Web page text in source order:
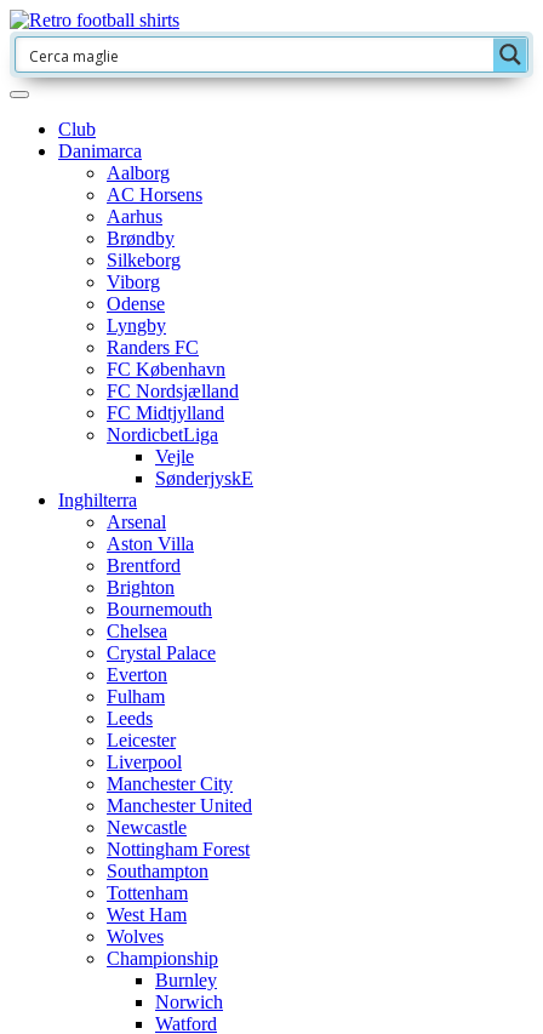
Club
Danimarca
Aalborg
AC Horsens
Aarhus
Brøndby
Silkeborg
Viborg
Odense
Lyngby
Randers FC
FC København
FC Nordsjælland
FC Midtjylland
NordicbetLiga
Vejle
SønderjyskE
Inghilterra
Arsenal
Aston Villa
Brentford
Brighton
Bournemouth
Chelsea
Crystal Palace
Everton
Fulham
Leeds
Leicester
Liverpool
Manchester City
Manchester United
Newcastle
Nottingham Forest
Southampton
Tottenham
West Ham
Wolves
Championship
Burnley
Norwich
Watford